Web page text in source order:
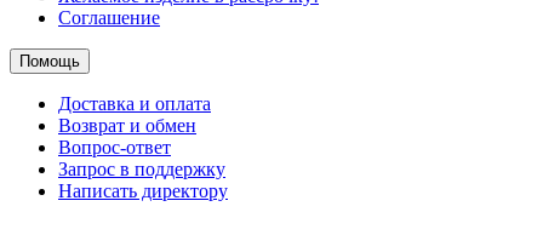
Соглашение
Помощь
Доставка и оплата
Возврат и обмен
Вопрос-ответ
Запрос в поддержку
Написать директору